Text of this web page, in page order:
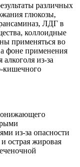
различных
глюкозы,
ЛДГ в
коллоидные
применяться во
фоне применения
алкоголя из-за
кишечного
из-за опасности
острая жировая